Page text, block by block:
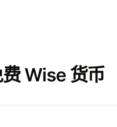
Wise 货币